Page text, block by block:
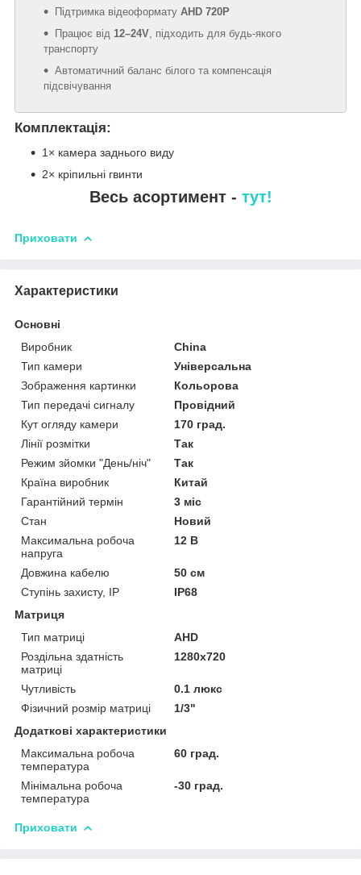
Підтримка відеоформату AHD 720P
Працює від 12–24V, підходить для будь-якого
транспорту
Автоматичний баланс білого та компенсація
підсвічування
Комплектація:
1× камера заднього виду
2× кріпильні гвинти
Весь асортимент - тут!
Приховати
Характеристики
Основні
Виробник
China
Тип камери
Універсальна
Зображення картинки
Кольорова
Тип передачі сигналу
Провідний
Кут огляду камери
170 град.
Лінії розмітки
Так
Режим зйомки "День/ніч"
Так
Країна виробник
Китай
Гарантійний термін
3 міс
Стан
Новий
Максимальна робоча
напруга
12 В
Довжина кабелю
50 см
Ступінь захисту, IP
IP68
Матриця
Тип матриці
AHD
Роздільна здатність
матриці
1280x720
Чутливість
0.1 люкс
Фізичний розмір матриці
1/3"
Додаткові характеристики
Максимальна робоча
температура
60 град.
Мінімальна робоча
температура
-30 град.
Приховати